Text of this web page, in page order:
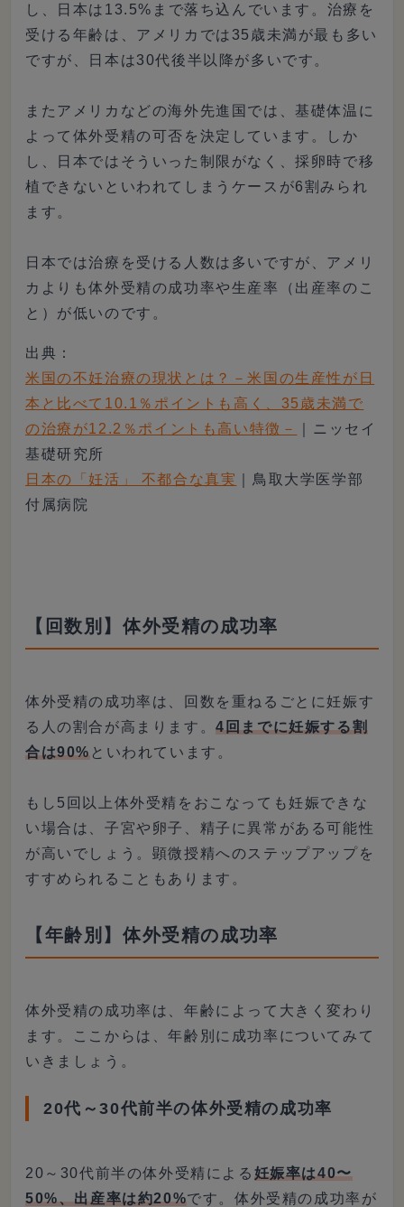
し、日本は13.5%まで落ち込んでいます。治療を
受ける年齢は、アメリカでは35歳未満が最も多い
ですが、日本は30代後半以降が多いです。
またアメリカなどの海外先進国では、基礎体温に
よって体外受精の可否を決定しています。しか
し、日本ではそういった制限がなく、採卵時で移
植できないといわれてしまうケースが6割みられ
ます。
日本では治療を受ける人数は多いですが、アメリ
カよりも体外受精の成功率や生産率（出産率のこ
と）が低いのです。
出典：
米国の不妊治療の現状とは？－米国の生産性が日
本と比べて10.1％ポイントも高く、35歳未満で
の治療が12.2％ポイントも高い特徴－
｜ニッセイ
基礎研究所
日本の「妊活」 不都合な真実
｜鳥取大学医学部
付属病院
【回数別】体外受精の成功率
体外受精の成功率は、回数を重ねるごとに妊娠す
る人の割合が高まります。4回までに妊娠する割
合は90%といわれています。
もし5回以上体外受精をおこなっても妊娠できな
い場合は、子宮や卵子、精子に異常がある可能性
が高いでしょう。顕微授精へのステップアップを
すすめられることもあります。
【年齢別】体外受精の成功率
体外受精の成功率は、年齢によって大きく変わり
ます。ここからは、年齢別に成功率についてみて
いきましょう。
20代～30代前半の体外受精の成功率
20～30代前半の体外受精による 妊娠率は40〜
50%、出産率は約20%です。体外受精の成功率が